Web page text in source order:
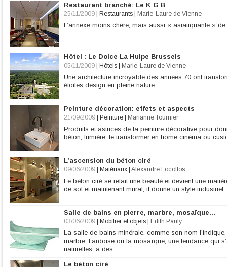
Restaurant branché: Le K G B
25/11/2009 Restaurants Marie-Laure de Vienne
L’annexe moins chère, mais aussi « asiatiquante » de
Hôtel : Le Dolce La Hulpe Brussels
05/11/2009 Hôtels Marie-Laure de Vienne
Une architecture incroyable des années 70 ont
étoiles design en pleine nature.
Peinture décoration: effets et aspects
21/09/2009 Peinture Marianne Tournier
Produits et astuces de la peinture décorative pour
béton, lumière, le transformer en home cinéma ou
L’ascension du béton ciré
09/06/2009 Matériaux Alexandre Locollos
Le béton ciré se refait une beauté et devient une
de sol et maintenant mural, il donne un style
Salle de bains en pierre, marbre, mosaïque...
03/06/2009 Mobilier et objets Edith Pauly
La salle de bains minérale, comme son nom
marbre, l’ardoise ou la mosaïque, une tendance qui
naturelles, à des
Le béton ciré